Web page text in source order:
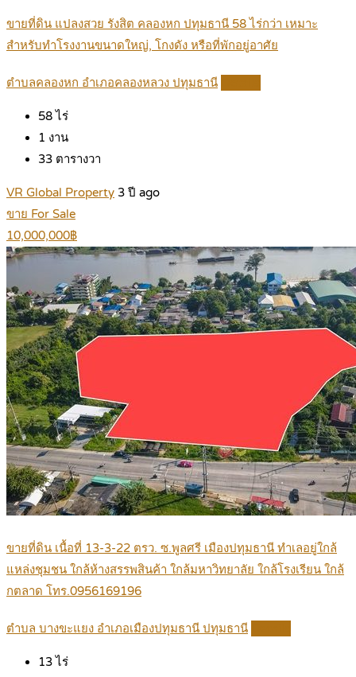
ขายที่ดิน แปลงสวย รังสิต คลองหก ปทุมธานี 58 ไร่กว่า เหมาะ
สำหรับทำโรงงานขนาดใหญ่, โกงดัง หรือที่พักอยู่อาศัย
ตำบลคลองหก อำเภอคลองหลวง ปทุมธานี
58ไร่
1 งาน
33 ตารางวา
VR Global Property 3 ปี ago
ขาย For Sale
10,000,000฿
ขายที่ดิน เนื้อที่ 13-3-22 ตรว. ซ.พูลศรี เมืองปทุมธานี ทำเลอยู่ใกล้
แหล่งชุมชน ใกล้ห้างสรรพสินค้า ใกล้มหาวิทยาลัย ใกล้โรงเรียน ใกล้
กตลาด โทร.0956169196
ตำบล บางขะแยง อำเภอเมืองปทุมธานี ปทุมธานี
13 ไร่